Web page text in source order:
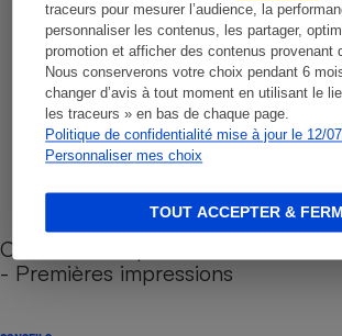
traceurs pour mesurer l’audience, la
personnaliser les contenus, les partager,
promotion et afficher des contenus provenant
Nous conserverons votre choix pendant 6
changer d’avis à tout moment en utilisant le
les traceurs » en bas de chaque page.
Politique de confidentialité mise à jour le 12/
Personnaliser mes choix
TOUT ACCEPTER &
Cafetière à capsules zéro déchet
- Premières impressions